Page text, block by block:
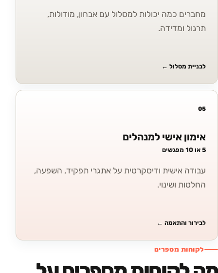
מחברים כמה יכולות למסלול עם אבחון, מודולות,
תרגול ומדידה.
לבניית מסלול ←
05
אימון אישי למנהלים
5 או 10 מפגשים
עבודה אישית ודיסקרטית על אתגרי תפקיד, השפעה,
החלטות ושינוי.
לבירור והתאמה ←
לקוחות מספרים